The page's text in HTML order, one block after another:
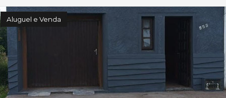
Aluguel e Venda